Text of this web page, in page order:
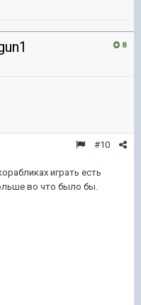
8
#10
играть есть
во что было бы.